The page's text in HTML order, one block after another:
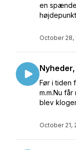
en
October 28,
Før i tiden
m.m.Nu
blev
October 21,